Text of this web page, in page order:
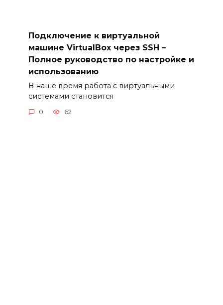
Подключение к виртуальной
машине VirtualBox через SSH –
Полное руководство по настройке и
использованию
В наше время работа с виртуальными
системами становится
0 62